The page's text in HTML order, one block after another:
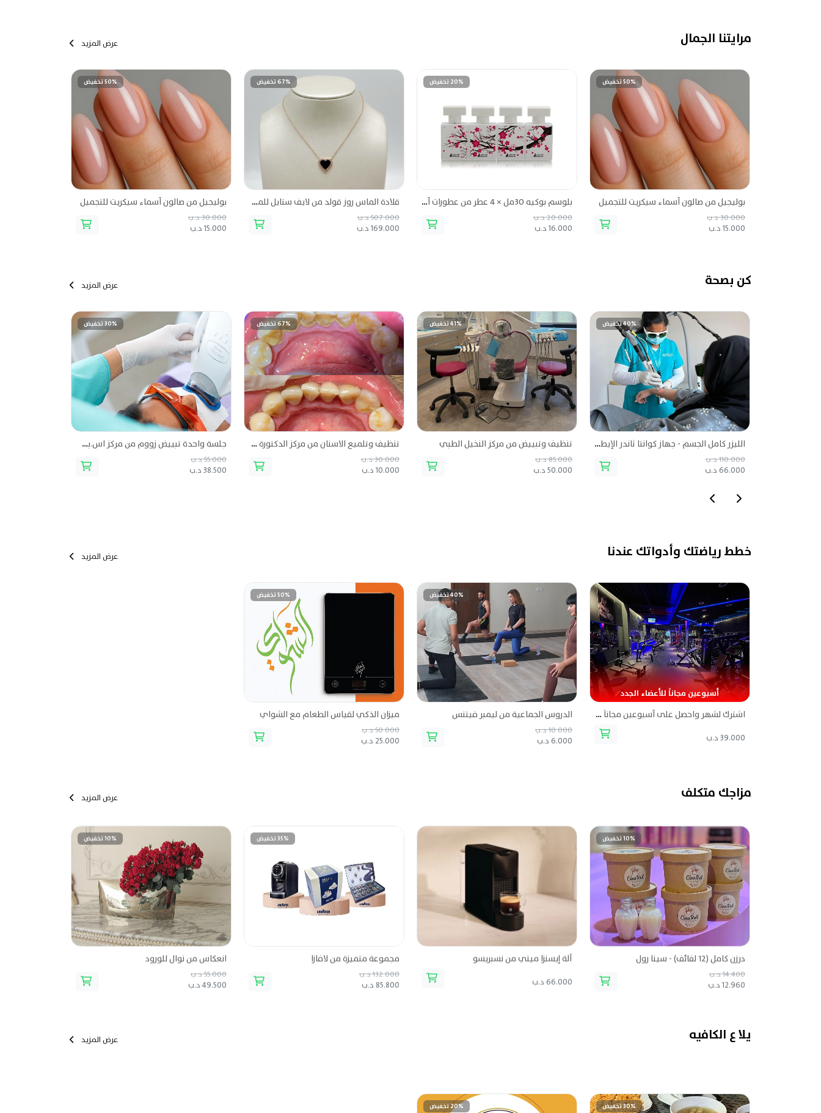
مرايتنا الجمال عرض المزيد
50% تخفيض
بوليجيل من صالون أسماء سيكريت للتجميل
30.000 د.ب
15.000 د.ب
20% تخفيض
بلوسم بوكيه 30مل × 4 عطر من عطورات أصغر علي
20.000 د.ب
16.000 د.ب
67% تخفيض
قلادة الماس روز قولد من لايف ستايل للمجوهرات
507.000 د.ب
169.000 د.ب
50% تخفيض
بوليجيل من صالون أسماء سيكريت للتجميل
30.000 د.ب
15.000 د.ب
كن بصحة عرض المزيد
40% تخفيض
الليزر كامل الجسم - جهاز كوانتا ثاندر الإيطالي (جلستين أو 2 شخص) من مركز النخيل الطبي
110.000 د.ب
66.000 د.ب
41% تخفيض
تنظيف وتبييض من مركز النخيل الطبي
85.000 د.ب
50.000 د.ب
67% تخفيض
تنظيف وتلميع الاسنان من مركز الدكتورة جنات خليل لطب الأسنان
30.000 د.ب
10.000 د.ب
30% تخفيض
جلسة واحدة تبييض زووم من مركز اس.بي.اي للأسنان
55.000 د.ب
38.500 د.ب
خطط رياضتك وأدواتك عندنا عرض المزيد
أسبوعين مجاناً للأعضاء الجدد
اشترك لشهر واحصل على أسبوعين مجاناً - جاكل فتنس
39.000 د.ب
40% تخفيض
الدروس الجماعية من ليمبر فيتنس
10.000 د.ب
6.000 د.ب
50% تخفيض
ميزان الذكي لقياس الطعام مع الشواي
50.000 د.ب
25.000 د.ب
مزاجك متكلف عرض المزيد
10% تخفيض
درزن كامل (12 لفائف) - سينا رول
14.400 د.ب
12.960 د.ب
آلة إيسنزا ميني من نسبريسو
66.000 د.ب
35% تخفيض
مجموعة متميزة من لافازا
132.000 د.ب
85.800 د.ب
10% تخفيض
انعكاس من نوال للورود
55.000 د.ب
49.500 د.ب
يلا ع الكافيه عرض المزيد